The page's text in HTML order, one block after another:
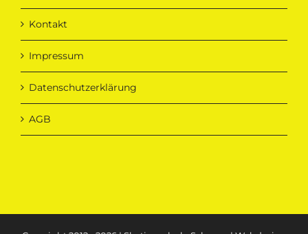
Kontakt
Impressum
Datenschutzerklärung
AGB